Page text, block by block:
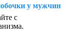
у мужчин
с